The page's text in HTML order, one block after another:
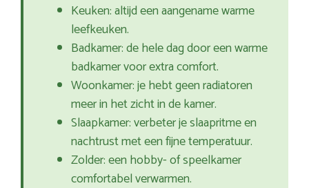
Keuken: altijd een aangename warme
leefkeuken.
Badkamer: de hele dag door een warme
badkamer voor extra comfort.
Woonkamer: je hebt geen radiatoren
meer in het zicht in de kamer.
Slaapkamer: verbeter je slaapritme en
nachtrust met een fijne temperatuur.
Zolder: een hobby- of speelkamer
comfortabel verwarmen.